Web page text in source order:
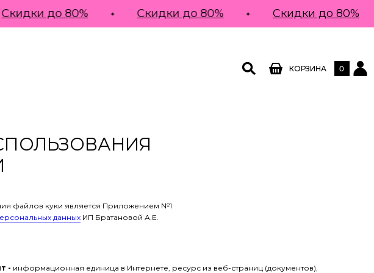
КОРЗИНА 0
до 80% Скидки до 80% Скидки до 80%
файлов куки является Приложением №1
данных ИП Братановой А.Е.
- информационная единица в Интернете, ресурс из веб-страниц (документов),